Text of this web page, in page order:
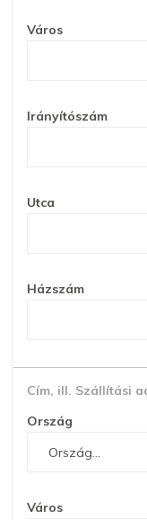
Város
Irányítószám
Utca
Házszám
Cím, ill. Szállítási
Ország
Ország...
Város